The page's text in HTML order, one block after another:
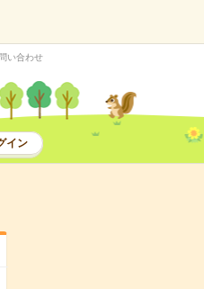
い合わせ
イン